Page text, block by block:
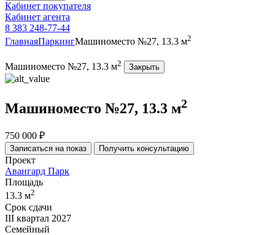
Кабинет покупателя
Кабинет агента
8 383 248-77-44
ГлавнаяПаркингМашиноместо №27, 13.3 м2
Машиноместо №27, 13.3 м2 Закрыть
Машиноместо №27, 13.3 м2
750 000 ₽
Записаться на показ Получить консультацию
Проект
Авангард Парк
Площадь
13.3 м2
Срок сдачи
III квартал 2027
Семейный